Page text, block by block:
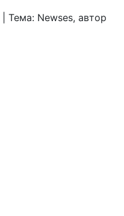
Тема: Newses, автор